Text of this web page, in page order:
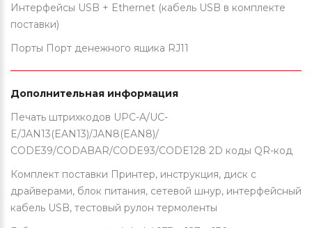
Интерфейсы USB + Ethernet (кабель USB в комплекте
поставки)
Порты Порт денежного ящика RJ11
Дополнительная информация
Печать штрихкодов UPC-A/UC-
E/JAN13(EAN13)/JAN8(EAN8)/
CODE39/CODABAR/CODE93/CODE128 2D коды QR-код
Комплект поставки Принтер, инструкция, диск с
драйверами, блок питания, сетевой шнур, интерфейсный
кабель USB, тестовый рулон термоленты